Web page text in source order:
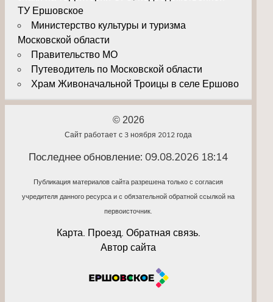
ТУ Ершовское
Министерство культуры и туризма
Московской области
Правительство МО
Путеводитель по Московской области
Храм Живоначальной Троицы в селе Ершово
© 2026
Сайт работает с 3 ноября 2012 года
Последнее обновление: 09.08.2026 18:14
Публикация материалов сайта разрешена только с согласия
учредителя данного ресурса и с обязательной обратной ссылкой на
первоисточник.
Карта. Проезд. Обратная связь.
Автор сайта